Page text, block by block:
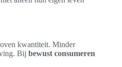
kwantiteit. Minder
Bij bewust consumeren